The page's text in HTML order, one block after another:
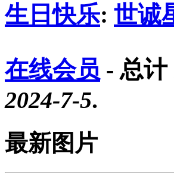
生日快乐: 世诚
在线会员 - 总计
2024-7-5.
最新图片